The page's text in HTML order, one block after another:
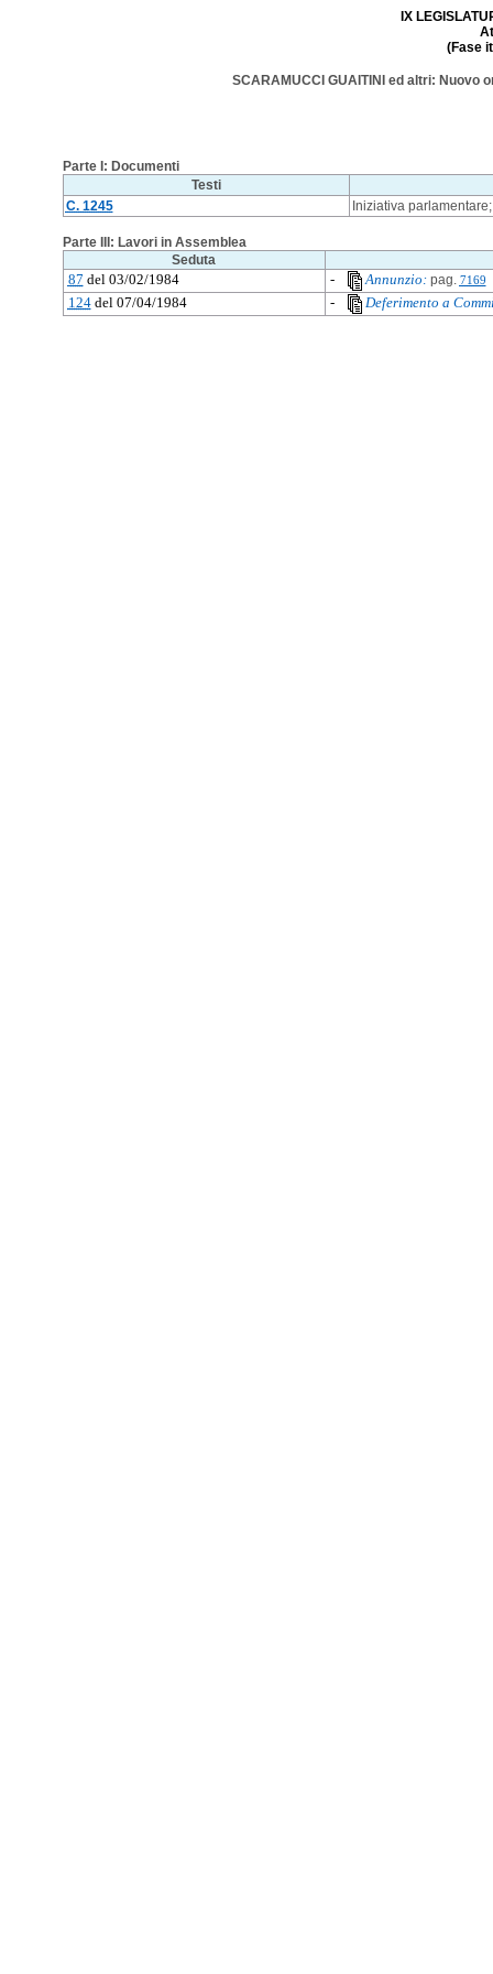
IX
(Fase
SCARAMUCCI GUAITINI ed altri: Nuovo
Parte I: Documenti
Testi
C. 1245
Iniziativa
Parte III: Lavori in Assemblea
Seduta
87 del 03/02/1984 - Annunzio:pag. 7169
124del 07/04/1984 - Deferimento a